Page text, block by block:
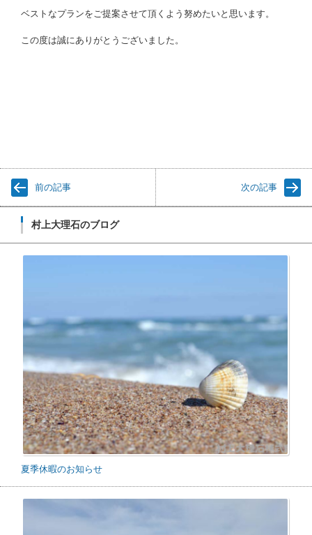
ベストなプランをご提案させて頂くよう努めたいと思います。
この度は誠にありがとうございました。
前の記事 次の記事
村上大理石のブログ
夏季休暇のお知らせ